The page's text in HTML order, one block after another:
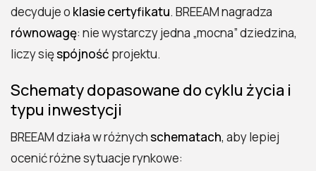
decyduje o klasie certyfikatu. BREEAM nagradza
równowagę: nie wystarczy jedna „mocna” dziedzina,
liczy sięspójność projektu.
Schematy dopasowane do cyklu życia i
typu inwestycji
BREEAM działa w różnychschematach, aby lepiej
ocenić różne sytuacje rynkowe:
A co z modernizacjami? BREEAM jako mapa
„od piwnicy po dach”
Jak zakomunikować wartość rynkowi – trzy
Esencja korzyści – dla kogo i po co
FAQ — BREEAM najczęstsze pytania